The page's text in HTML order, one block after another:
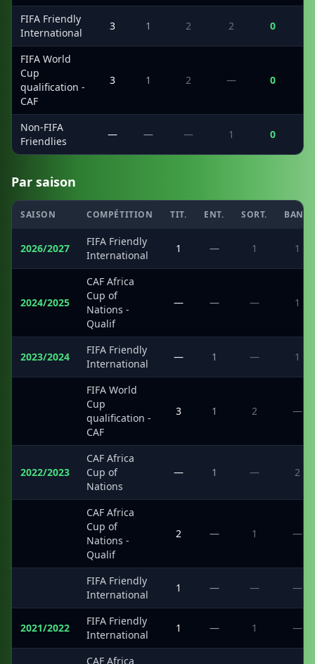
FIFA Friendly
International
3 1 2 2 0
FIFA World
Cup
qualification -
CAF
3 1 2 — 0
Non-FIFA
Friendlies
— — — 1 0
Par saison
SAISON COMPÉTITION TIT. ENT. SORT. BANC
2026/2027
FIFA Friendly
International
1 — 1 1
2024/2025
CAF Africa
Cup of
Nations -
Qualif
— — — 1
2023/2024
FIFA Friendly
International
— 1 — 1
FIFA World
Cup
qualification -
CAF
3 1 2 —
2022/2023
CAF Africa
Cup of
Nations
— 1 — 2
CAF Africa
Cup of
Nations -
Qualif
2 — 1 —
FIFA Friendly
International
1 — — —
2021/2022
FIFA Friendly
International
1 — 1 —
CAF Africa